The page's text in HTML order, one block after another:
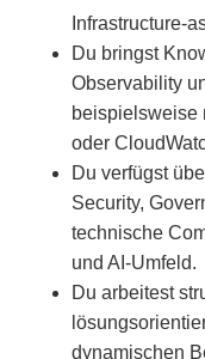
Infrastructure-
Du bringst
Observability
beispielsweise
oder
Du verfügst
Security,
technische
und AI-Umfeld.
Du arbeitest
dynamischen